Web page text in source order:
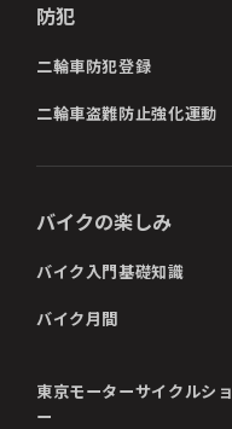
防犯
二輪車防犯登録
二輪車盗難防止強化運動
バイクの楽しみ
バイク入門基礎知識
バイク月間
東京モーターサイクルショ
ー